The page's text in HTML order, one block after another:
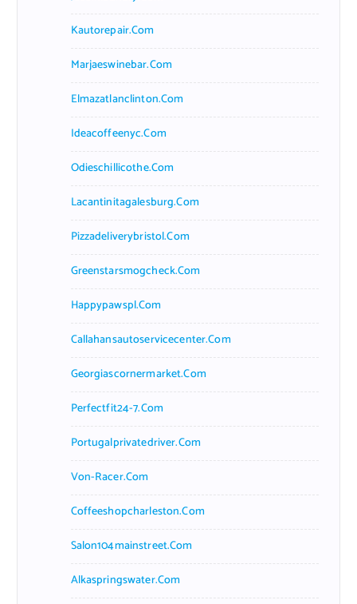
Kautorepair.com
Marjaeswinebar.com
Elmazatlanclinton.com
Ideacoffeenyc.com
Odieschillicothe.com
Lacantinitagalesburg.com
Pizzadeliverybristol.com
Greenstarsmogcheck.com
Happypawspl.com
Callahansautoservicecenter.com
Georgiascornermarket.com
Perfectfit24-7.com
Portugalprivatedriver.com
Von-Racer.com
Coffeeshopcharleston.com
Salon104mainstreet.com
Alkaspringswater.com